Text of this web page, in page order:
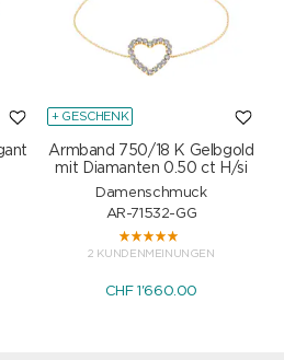
+ GESCHENK
Armband 750/18 K Gelbgold
mit Diamanten 0.50 ct H/si
Damenschmuck
AR-71532-GG
2 KUNDENMEINUNGEN
CHF 1'660.00